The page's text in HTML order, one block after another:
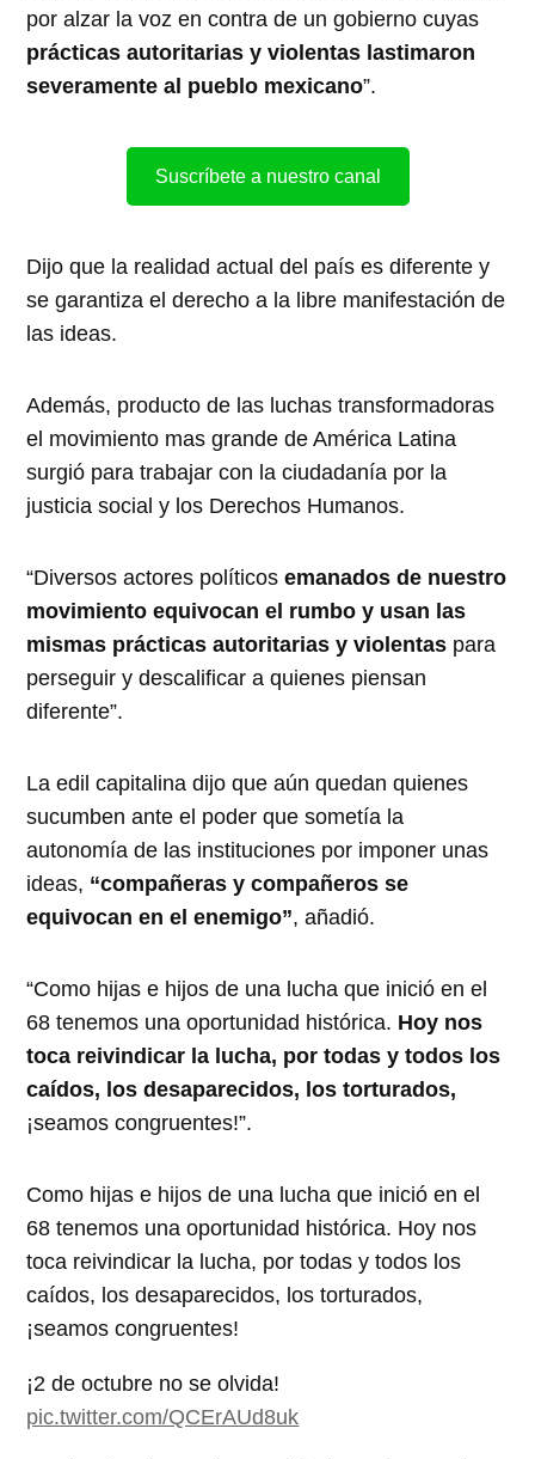
por alzar la voz en contra de un gobierno cuyas
prácticas autoritarias y violentas lastimaron
severamente al pueblo mexicano”.
Suscríbete a nuestro canal
Dijo que la realidad actual del país es diferente y
se garantiza el derecho a la libre manifestación de
las ideas.
Además, producto de las luchas transformadoras
el movimiento mas grande de América Latina
surgió para trabajar con la ciudadanía por la
justicia social y los Derechos Humanos.
“Diversos actores políticosemanados de nuestro
movimiento equivocan el rumbo y usan las
mismas prácticas autoritarias y violentas para
perseguir y descalificar a quienes piensan
diferente”.
La edil capitalina dijo que aún quedan quienes
sucumben ante el poder que sometía la
autonomía de las instituciones por imponer unas
ideas, “compañeras y compañeros se
equivocan en el enemigo”, añadió.
“Como hijas e hijos de una lucha que inició en el
68 tenemos una oportunidad histórica. Hoy nos
toca reivindicar la lucha, por todas y todos los
caídos, los desaparecidos, los torturados,
¡seamos congruentes!”.
Como hijas e hijos de una lucha que inició en el
68 tenemos una oportunidad histórica. Hoy nos
toca reivindicar la lucha, por todas y todos los
caídos, los desaparecidos, los torturados,
¡seamos congruentes!
¡2 de octubre no se olvida!
pic.twitter.com/QCErAUd8uk